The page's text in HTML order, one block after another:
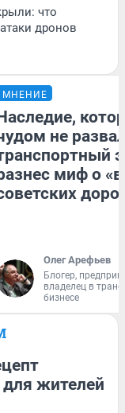
что
дронов
МНЕНИЕ
не
миф о
Олег Арефьев
Блогер,
владелец в
бизнесе
жителей